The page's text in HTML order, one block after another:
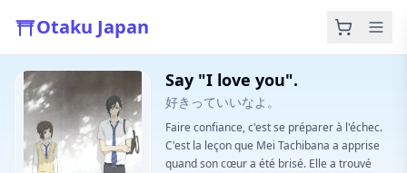
Otaku Japan
Say "I love you".
好きっていいなよ。
Faire confiance, c'est se préparer à l'échec.
C'est la leçon que Mei Tachibana a apprise
quand son cœur a été brisé. Elle a trouvé